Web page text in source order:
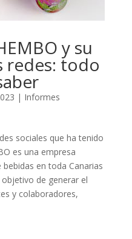
y su
redes: todo
| Informes
sociales que ha tenido
es una empresa
en toda Canarias
de generar el
y colaboradores,